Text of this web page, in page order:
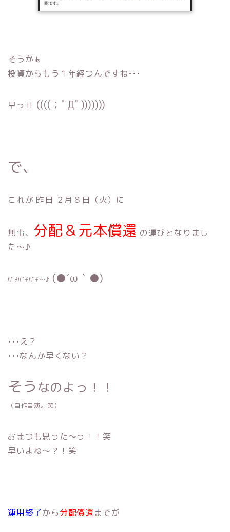
そうかぁ
投資からもう１年経つんですね•••
早っ‼︎ ((((；ﾟДﾟ)))))))
で、
これが 昨日 ２月８日（火）に
無事、 分配＆元本償還 の運びとなりまし
た〜♪
ﾊﾟﾁﾊﾟﾁﾊﾟﾁ〜♪ (●´ω｀●)
•••え？
•••なんか早くない？
そう なのよっ！！
（自作自演。笑）
おまつも思った〜っ！！笑
早いよね〜？！笑
運用終了 から分配償還までが